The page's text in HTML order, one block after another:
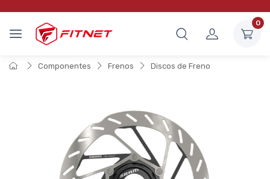
0
Componentes Frenos Discos de Freno